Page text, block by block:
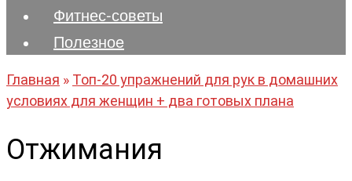
Фитнес-советы
Полезноe
Главная » Топ-20 упражнений для рук в домашних
условиях для женщин + два готовых плана
Отжимания